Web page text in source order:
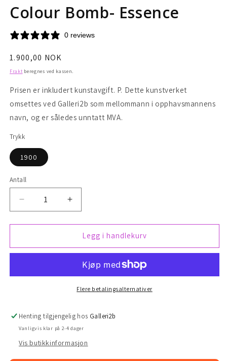
Colour Bomb- Essence
0 reviews
Vanlig
pris
1.900,00 NOK
Fraktberegnes ved kassen.
Prisen er inkludert kunstavgift. P. Dette kunstverket
omsettes ved Galleri2b som mellommann i opphavsmannens
navn, og er således unntatt MVA.
Trykk
1900
Antall
antallet
for
Bomb-
Øk
antallet
for
Colour
Bomb-
Legg i handlekurv
Flere betalingsalternativer
Henting tilgjengelig hos Galleri2b
Vanligvis klar på 2-4 dager
Vis butikkinformasjon